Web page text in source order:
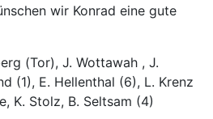
wir Konrad eine gute
(Tor), J. Wottawah , J.
(1), E. Hellenthal (6), L. Krenz
K. Stolz, B. Seltsam (4)